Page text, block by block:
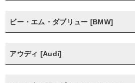
ビー・エム・ダブリュー [BMW]
アウディ [Audi]